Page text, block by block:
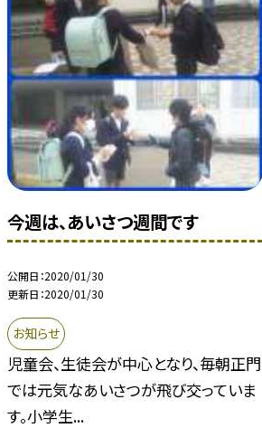
今週は、あいさつ週間です
公開日 2020/01/30
更新日 2020/01/30
お知らせ
児童会、生徒会が中心となり、毎朝正門
では元気なあいさつが飛び交っていま
す。小学生...